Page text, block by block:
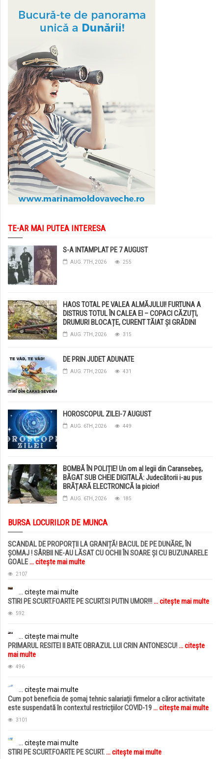
TE-AR MAI PUTEA INTERESA
S-A INTAMPLAT PE 7 AUGUST
AUG. 7TH, 2026 255
HAOS TOTAL PE VALEA ALMĂJULUI! FURTUNA A
DISTRUS TOTUL ÎN CALEA EI – COPACI CĂZUȚI,
DRUMURI BLOCAȚE, CURENT TĂIAT ȘI GRĂDINI
DISTRUSE DE GRINDINĂ!
AUG. 7TH, 2026 315
DE PRIN JUDET ADUNATE
AUG. 7TH, 2026 431
HOROSCOPUL ZILEI-7 AUGUST
AUG. 6TH, 2026 449
BOMBĂ ÎN POLIȚIE! Un om al legii din Caransebeș,
BĂGAT SUB CHEIE DIGITALĂ: Judecătorii i-au pus
BRĂȚARĂ ELECTRONICĂ la picior!
AUG. 6TH, 2026 185
BURSA LOCURILOR DE MUNCA
SCANDAL DE PROPORȚII LA GRANIȚĂ! BACUL DE PE DUNĂRE, ÎN
ȘOMAJ ! SÂRBII NE-AU LĂSAT CU OCHII ÎN SOARE ȘI CU BUZUNARELE
GOALE... citește mai multe
2107
... citește mai multe
STIRI PE SCURT.FOARTE PE SCURT.SI PUTIN UMOR!!!... citește mai multe
592
... citește mai multe
PRIMARUL RESITEI II BATE OBRAZUL LUI CRIN ANTONESCU!... citește
mai multe
496
... citește mai multe
Cum pot beneficia de șomaj tehnic salariații firmelor a căror activitate
este suspendată în contextul restricțiilor COVID-19... citește mai multe
3101
... citește mai multe
STIRI PE SCURT.FOARTE PE SCURT.... citește mai multe